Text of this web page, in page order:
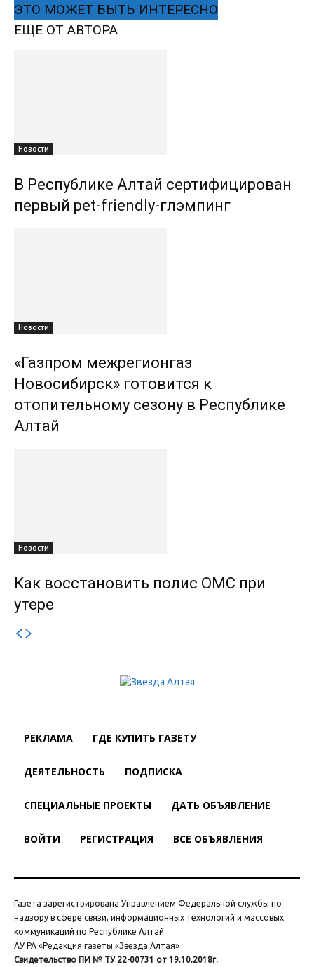
ЭТО МОЖЕТ БЫТЬ ИНТЕРЕСНО
ЕЩЕ ОТ АВТОРА
Новости
В Республике Алтай сертифицирован
первый pet-friendly-глэмпинг
Новости
«Газпром межрегионгаз
Новосибирск» готовится к
отопительному сезону в Республике
Алтай
Новости
Как восстановить полис ОМС при
утере
РЕКЛАМА ГДЕ КУПИТЬ ГАЗЕТУ
ДЕЯТЕЛЬНОСТЬ ПОДПИСКА
СПЕЦИАЛЬНЫЕ ПРОЕКТЫ ДАТЬ ОБЪЯВЛЕНИЕ
ВОЙТИ РЕГИСТРАЦИЯ ВСЕ ОБЪЯВЛЕНИЯ
Газета зарегистрирована Управлением Федеральной службы по
надзору в сфере связи, информационных технологий и массовых
коммуникаций по Республике Алтай.
АУ РА «Редакция газеты «Звезда Алтая»
Свидетельство ПИ № ТУ 22-00731 от 19.10.2018г.